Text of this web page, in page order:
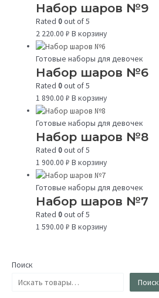
Поиск
Поиск
Набор шаров №9
Rated0out of 5
2 220.00₽ В корзину
Готовые наборы для девочек
Набор шаров №6
Rated0out of 5
1 890.00₽ В корзину
Готовые наборы для девочек
Набор шаров №8
Rated0out of 5
1 900.00₽ В корзину
Готовые наборы для девочек
Набор шаров №7
Rated0out of 5
1 590.00₽ В корзину